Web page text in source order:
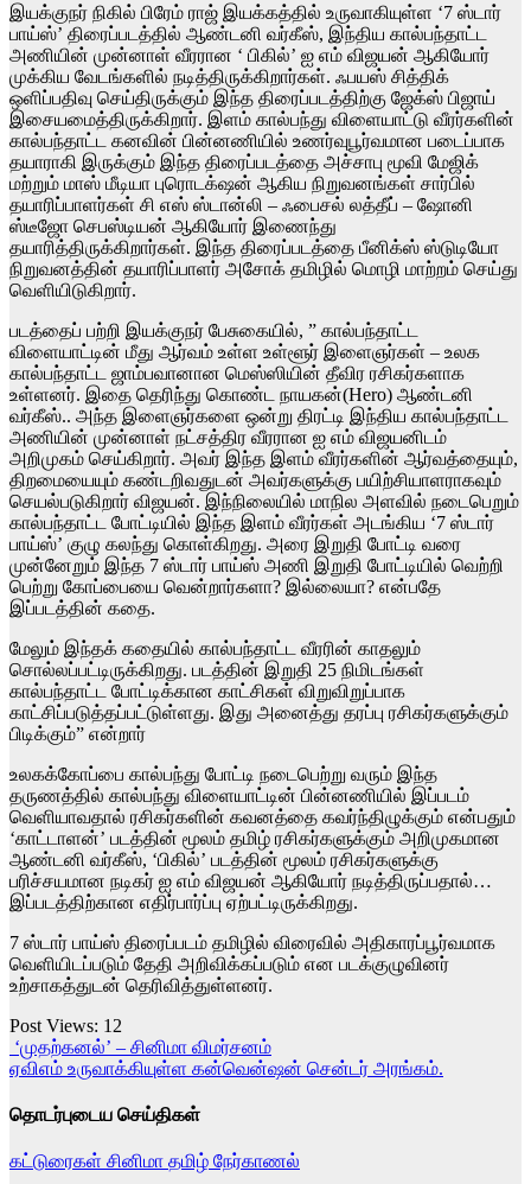
இயக்குநர் நிகில் பிரேம் ராஜ் இயக்கத்தில் உருவாகியுள்ள ‘7 ஸ்டார்
பாய்ஸ்’ திரைப்படத்தில் ஆண்டனி வர்கீஸ், இந்திய கால்பந்தாட்ட
அணியின் முன்னாள் வீரரான ‘ பிகில்’ ஐ எம் விஜயன் ஆகியோர்
முக்கிய வேடங்களில் நடித்திருக்கிறார்கள். ஃபயஸ் சித்திக்
ஒளிப்பதிவு செய்திருக்கும் இந்த திரைப்படத்திற்கு ஜேக்ஸ் பிஜாய்
இசையமைத்திருக்கிறார். இளம் கால்பந்து விளையாட்டு வீரர்களின்
கால்பந்தாட்ட கனவின் பின்னணியில் உணர்வுபூர்வமான படைப்பாக
தயாராகி இருக்கும் இந்த திரைப்படத்தை அச்சாபு மூவி மேஜிக்
மற்றும் மாஸ் மீடியா புரொடக்‌ஷன் ஆகிய நிறுவனங்கள் சார்பில்
தயாரிப்பாளர்கள் சி எஸ் ஸ்டான்லி – ஃபைசல் லத்தீப் – ஷோனி
ஸ்டீஜோ செபஸ்டியன் ஆகியோர் இணைந்து
தயாரித்திருக்கிறார்கள். இந்த திரைப்படத்தை பீனிக்ஸ் ஸ்டுடியோ
நிறுவனத்தின் தயாரிப்பாளர் அசோக் தமிழில் மொழி மாற்றம் செய்து
வெளியிடுகிறார்.
படத்தைப் பற்றி இயக்குநர் பேசுகையில், ” கால்பந்தாட்ட
விளையாட்டின் மீது ஆர்வம் உள்ள உள்ளூர் இளைஞர்கள் – உலக
கால்பந்தாட்ட ஜாம்பவானான மெஸ்ஸியின் தீவிர ரசிகர்களாக
உள்ளனர். இதை தெரிந்து கொண்ட நாயகன்(Hero) ஆண்டனி
வர்கீஸ்.. அந்த இளைஞர்களை ஒன்று திரட்டி இந்திய கால்பந்தாட்ட
அணியின் முன்னாள் நட்சத்திர வீரரான ஐ எம் விஜயனிடம்
அறிமுகம் செய்கிறார். அவர் இந்த இளம் வீரர்களின் ஆர்வத்தையும்,
திறமையையும் கண்டறிவதுடன் அவர்களுக்கு பயிற்சியாளராகவும்
செயல்படுகிறார் விஜயன். இந்நிலையில் மாநில அளவில் நடைபெறும்
கால்பந்தாட்ட போட்டியில் இந்த இளம் வீரர்கள் அடங்கிய ‘7 ஸ்டார்
பாய்ஸ்’ குழு கலந்து கொள்கிறது. அரை இறுதி போட்டி வரை
முன்னேறும் இந்த 7 ஸ்டார் பாய்ஸ் அணி இறுதி போட்டியில் வெற்றி
பெற்று கோப்பையை வென்றார்களா? இல்லையா? என்பதே
இப்படத்தின் கதை.
மேலும் இந்தக் கதையில் கால்பந்தாட்ட வீரரின் காதலும்
சொல்லப்பட்டிருக்கிறது. படத்தின் இறுதி 25 நிமிடங்கள்
கால்பந்தாட்ட போட்டிக்கான காட்சிகள் விறுவிறுப்பாக
காட்சிப்படுத்தப்பட்டுள்ளது. இது அனைத்து தரப்பு ரசிகர்களுக்கும்
பிடிக்கும்” என்றார்
உலகக்கோப்பை கால்பந்து போட்டி நடைபெற்று வரும் இந்த
தருணத்தில் கால்பந்து விளையாட்டின் பின்னணியில் இப்படம்
வெளியாவதால் ரசிகர்களின் கவனத்தை கவர்ந்திழுக்கும் என்பதும்
‘காட்டாளன்’ படத்தின் மூலம் தமிழ் ரசிகர்களுக்கும் அறிமுகமான
ஆண்டனி வர்கீஸ், ‘பிகில்’ படத்தின் மூலம் ரசிகர்களுக்கு
பரிச்சயமான நடிகர் ஐ எம் விஜயன் ஆகியோர் நடித்திருப்பதால்…
இப்படத்திற்கான எதிர்பார்ப்பு ஏற்பட்டிருக்கிறது.
7 ஸ்டார் பாய்ஸ் திரைப்படம் தமிழில் விரைவில் அதிகாரப்பூர்வமாக
வெளியிடப்படும் தேதி அறிவிக்கப்படும் என படக்குழுவினர்
உற்சாகத்துடன் தெரிவித்துள்ளனர்.
Post Views: 12
Post
navigation
‘முதற்கனல்’ – சினிமா விமர்சனம்
ஏவிஎம் உருவாக்கியுள்ள கன்வென்ஷன் சென்டர் அரங்கம்.
தொடர்புடைய செய்திகள்
கட்டுரைகள் சினிமா தமிழ் நேர்காணல்